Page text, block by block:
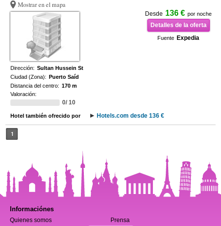
Mostrar en el mapa
Desde 136 € por noche
Detalles de la oferta
Fuente Expedia
Dirección: Sultan Hussein St
Ciudad (Zona): Puerto Saíd
Distancia del centro: 170 m
Valoración:
0/ 10
Hotel también ofrecido por Hotels.com desde 136 €
1
Informaciónes
Quienes somos Prensa